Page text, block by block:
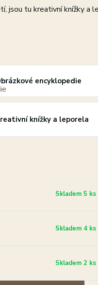
jsou tu kreativní knížky
encyklopedie
knížky a leporela
Skladem 5 ks
Skladem 4 ks
Skladem 2 ks